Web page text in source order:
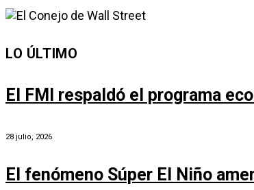
LO ÚLTIMO
El FMI respaldó el programa
28 julio, 2026
El fenómeno Súper El Niño